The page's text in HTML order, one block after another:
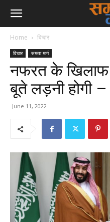
Home विचार
विचार समता मार्ग
नफरत के
बूते लड़नी होगी –
June 11, 2022